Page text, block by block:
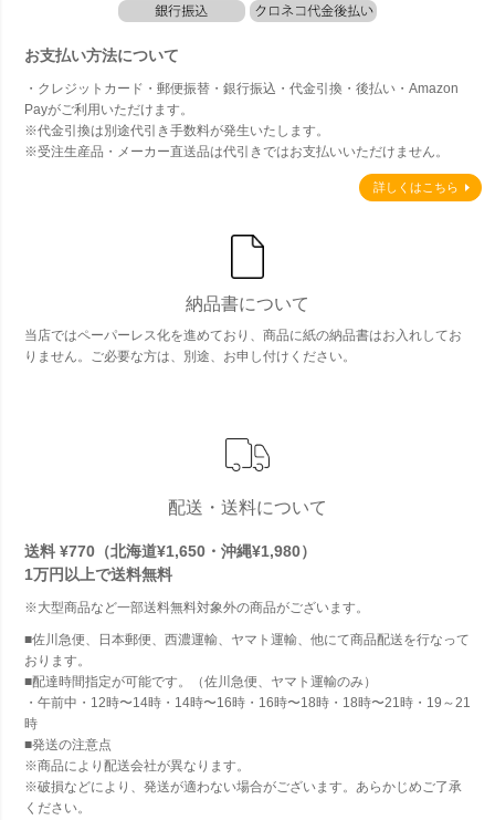
お支払い方法について
・クレジットカード・郵便振替・銀行振込・代金引換・後払い・Amazon
Payがご利用いただけます。
※代金引換は別途代引き手数料が発生いたします。
※受注生産品・メーカー直送品は代引きではお支払いいただけません。
詳しくはこちら
納品書について
当店ではペーパーレス化を進めており、商品に紙の納品書はお入れしてお
りません。ご必要な方は、別途、お申し付けください。
配送・送料について
送料 ¥770（北海道¥1,650・沖縄¥1,980）
1万円以上で送料無料
※大型商品など一部送料無料対象外の商品がございます。
■佐川急便、日本郵便、西濃運輸、ヤマト運輸、他にて商品配送を行なって
おります。
■配達時間指定が可能です。（佐川急便、ヤマト運輸のみ）
・午前中・12時〜14時・14時〜16時・16時〜18時・18時〜21時・19～21
時
■発送の注意点
※商品により配送会社が異なります。
※破損などにより、発送が適わない場合がございます。あらかじめご了承
ください。